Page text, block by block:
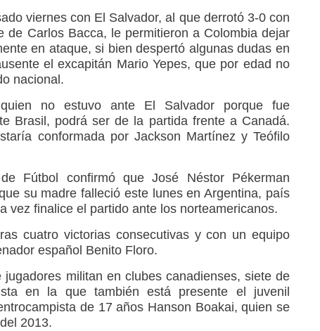
viernes con El Salvador, al que derrotó 3-0 con
de Carlos Bacca, le permitieron a Colombia dejar
en ataque, si bien despertó algunas dudas en
el excapitán Mario Yepes, que por edad no
nacional.
no estuvo ante El Salvador porque fue
Brasil, podrá ser de la partida frente a Canadá.
conformada por Jackson Martínez y Teófilo
Fútbol confirmó que José Néstor Pékerman
su madre falleció este lunes en Argentina, país
vez finalice el partido ante los norteamericanos.
cuatro victorias consecutivas y con un equipo
español Benito Floro.
militan en clubes canadienses, siete de
en la que también está presente el juvenil
de 17 años Hanson Boakai, quien se
2013.